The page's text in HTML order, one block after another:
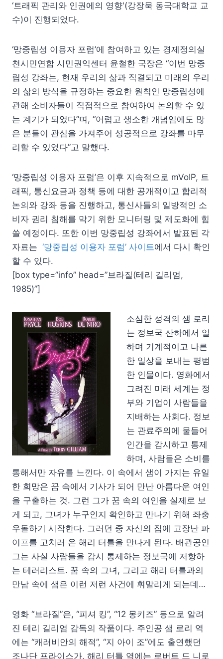
‘트래픽 관리와 인권에의 영향'(강장묵 동국대학교 교
수)이 진행되었다.
‘망중립성 이용자 포럼’에 참여하고 있는 경제정의실
천시민연합 시민권익센터 윤철한 국장은 “이번 망중
립성 강좌는, 현재 우리의 삶과 직결되고 미래의 우리
의 삶의 방식을 규정하는 중요한 원칙인 망중립성에
관해 소비자들이 직접적으로 참여하여 논의할 수 있
는 계기가 되었다”며, “어렵고 생소한 개념임에도 많
은 분들이 관심을 가져주어 성공적으로 강좌를 마무
리할 수 있었다”고 말했다.
‘망중립성 이용자 포럼’은 이후 지속적으로 mVoIP, 트
래픽, 통신요금과 정책 등에 대한 공개적이고 합리적
논의와 강좌 등을 진행하고, 통신사들의 일방적인 소
비자 권리 침해를 막기 위한 모니터링 및 제도화에 힘
쓸 예정이다. 또한 이번 망중립성 강좌에서 발표된 각
자료는 ‘망중립성 이용자 포럼’ 사이트에서 다시 확인
할 수 있다.
[box type=”info” head=”브라질(테리 길리엄,
1985)”]
소심한 성격의 샘 로리
는 정보국 산하에서 일
하며 기계적이고 나른
한 일상을 보내는 평범
한 인물이다. 영화에서
그려진 미래 세계는 정
부와 기업이 사람들을
지배하는 사회다. 정보
는 관료주의에 물들어
인간을 감시하고 통제
하며, 사람들은 소비를
통해서만 자유를 느낀다. 이 속에서 샘이 가지는 유일
한 희망은 꿈 속에서 기사가 되어 만난 아름다운 여인
을 구출하는 것. 그런 그가 꿈 속의 여인을 실제로 보
게 되고, 그녀가 누구인지 확인하고 만나기 위해 좌충
우돌하기 시작한다. 그러던 중 자신의 집에 고장난 파
이프를 고치러 온 해리 터틀을 만나게 된다. 배관공인
그는 사실 사람들을 감시 통제하는 정보국에 저항하
는 테러리스트. 꿈 속의 그녀, 그리고 해리 터틀과의
만남 속에 샘은 이런 저런 사건에 휘말리게 되는데…
영화 “브라질”은, “피셔 킹”, “12 몽키즈” 등으로 알려
진 테리 길리엄 감독의 작품이다. 주인공 샘 로리 역
에는 “캐러비안의 해적”, “지 아이 조”에도 출연했던
조나단 프라이스가, 해리 터틀 역에는 로버트 드 니로